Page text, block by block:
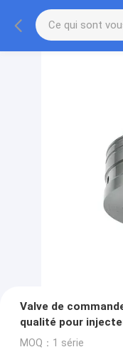
Valve de
qualité pour
C18
MOQ：1 série